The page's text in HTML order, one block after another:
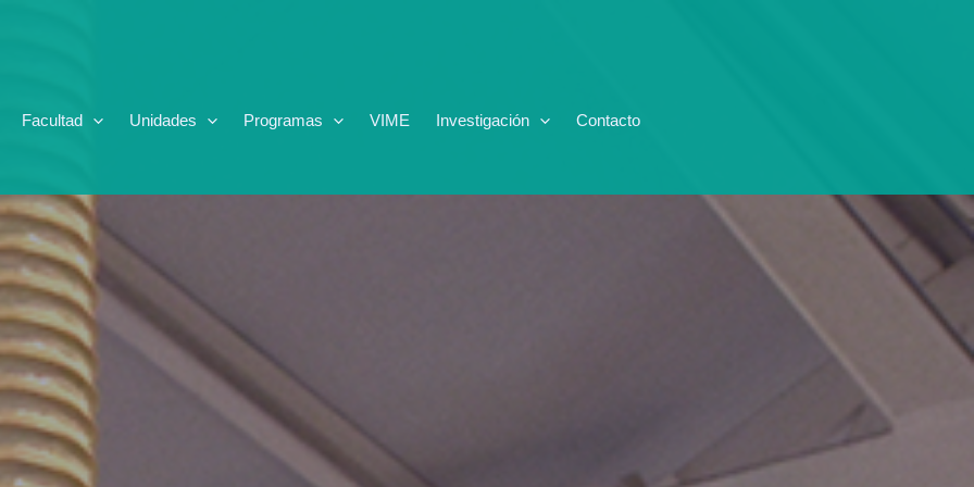
Facultad Unidades Programas VIME Investigación Contacto